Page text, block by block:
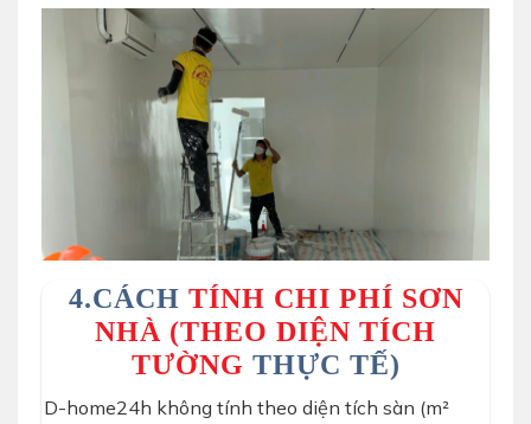
4.CÁCH TÍNH CHI PHÍ SƠN
NHÀ (THEO DIỆN TÍCH
TƯỜNG THỰC TẾ)
D-home24h không tính theo diện tích sàn (m²